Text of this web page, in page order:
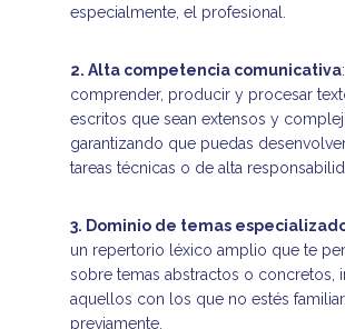
especialmente, el profesional.
2. Alta competencia comunicativa
comprender, producir y procesar
escritos que sean extensos y
garantizando que puedas
tareas técnicas o de alta
3. Dominio de temas
un repertorio léxico amplio que te
sobre temas abstractos o concretos,
aquellos con los que no estés
previamente.